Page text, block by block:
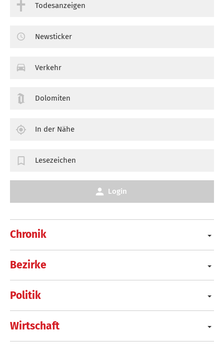
Chronik
Bezirke
Politik
Wirtschaft
Todesanzeigen
Newsticker
Verkehr
Dolomiten
In der Nähe
Lesezeichen
Login